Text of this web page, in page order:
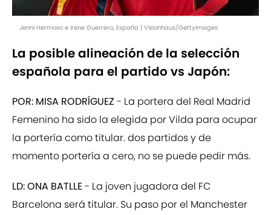
Jenni Hermoso e Irene Guerrero, España | Visionhaus/GettyImages
La posible alineación de la selección
española para el partido vs Japón:
POR: MISA RODRÍGUEZ - La portera del Real Madrid
Femenino ha sido la elegida por Vilda para ocupar
la portería como titular. dos partidos y de
momento portería a cero, no se puede pedir más.
LD: ONA BATLLE- La joven jugadora del FC
Barcelona será titular. Su paso por el Manchester